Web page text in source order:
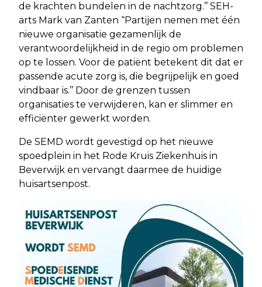
de krachten bundelen in de nachtzorg.’’ SEH-
arts Mark van Zanten “Partijen nemen met één
nieuwe organisatie gezamenlijk de
verantwoordelijkheid in de regio om problemen
op te lossen. Voor de patiënt betekent dit dat er
passende acute zorg is, die begrijpelijk en goed
vindbaar is.’’ Door de grenzen tussen
organisaties te verwijderen, kan er slimmer en
efficiënter gewerkt worden.
De SEMD wordt gevestigd op het nieuwe
spoedplein in het Rode Kruis Ziekenhuis in
Beverwijk en vervangt daarmee de huidige
huisartsenpost.